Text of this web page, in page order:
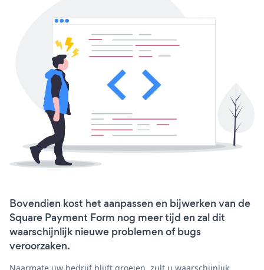
Bovendien kost het aanpassen en bijwerken van de
Square Payment Form nog meer tijd en zal dit
waarschijnlijk nieuwe problemen of bugs
veroorzaken.